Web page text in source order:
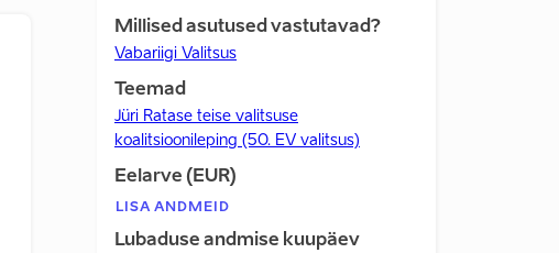
Millised asutused vastutavad?
Vabariigi Valitsus
Teemad
Jüri Ratase teise valitsuse
koalitsioonileping (50. EV valitsus)
Eelarve (EUR)
LISA ANDMEID
Lubaduse andmise kuupäev